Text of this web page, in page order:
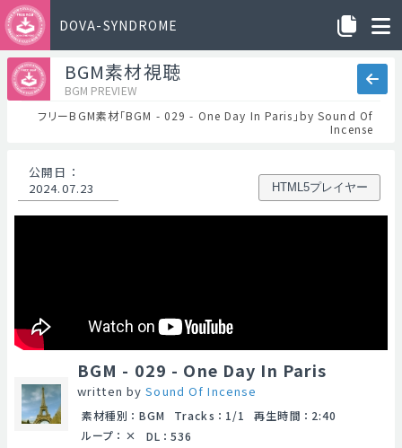
DOVA-SYNDROME
BGM素材視聴
BGM PREVIEW
フリーBGM素材「BGM - 029 - One Day In Paris」by Sound Of
Incense
公開日 ：
2024.07.23
HTML5プレイヤー
BGM - 029 - One Day In Paris
written bySound Of Incense
素材種別 ： BGM Tracks ： 1/1 再生時間 ： 2:40
ループ ： DL ： 536